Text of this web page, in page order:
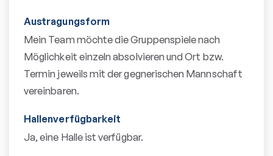
Austragungsform
Mein Team möchte die Gruppenspiele nach
Möglichkeit einzeln absolvieren und Ort bzw.
Termin jeweils mit der gegnerischen Mannschaft
vereinbaren.
Hallenverfügbarkeit
Ja, eine Halle ist verfügbar.